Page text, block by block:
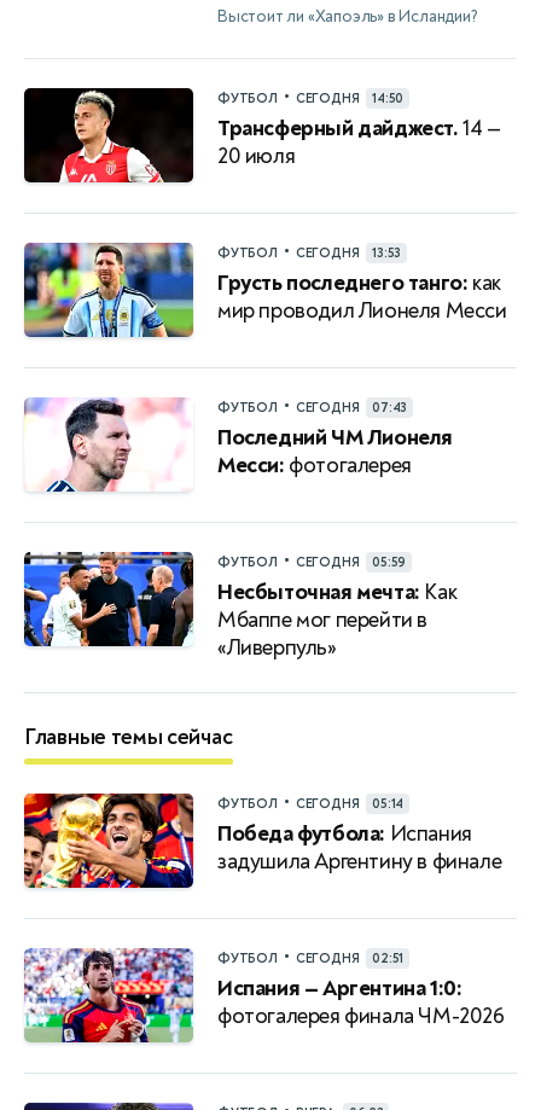
Выстоит ли «Хапоэль» в Исландии?
ФУТБОЛ • СЕГОДНЯ 14:50
Трансферный дайджест.14 —
20 июля
ФУТБОЛ • СЕГОДНЯ 13:53
Грусть последнего танго: как
мир проводил Лионеля Месси
ФУТБОЛ • СЕГОДНЯ 07:43
Последний ЧМ Лионеля
Месси: фотогалерея
ФУТБОЛ • СЕГОДНЯ 05:59
Несбыточная мечта: Как
Мбаппе мог перейти в
«Ливерпуль»
Главные темы сейчас
ФУТБОЛ • СЕГОДНЯ 05:14
Победа футбола: Испания
задушила Аргентину в финале
ФУТБОЛ • СЕГОДНЯ 02:51
Испания — Аргентина 1:0:
фотогалерея финала ЧМ-2026